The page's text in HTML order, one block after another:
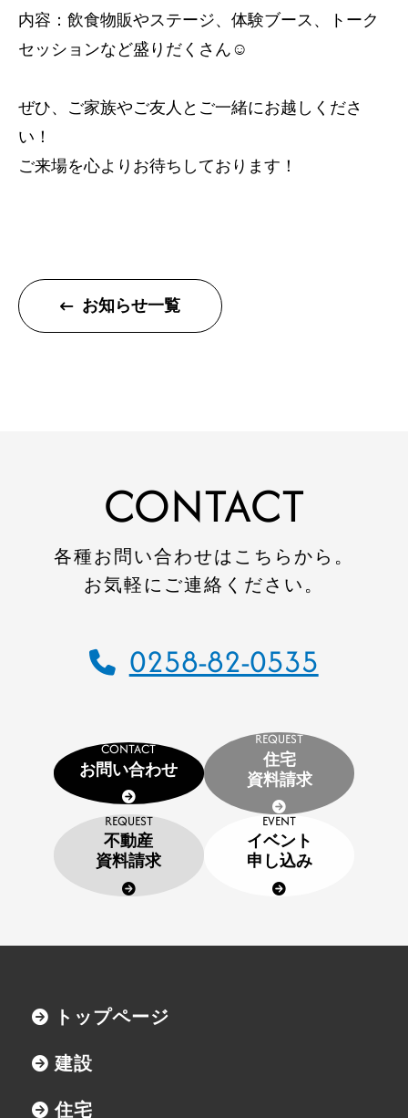
建設
コワーキングスペース
建設施工事例
会社案内
会社概要
CSR
SDGs
採用情報
住宅資料請求
不動産資料請求
内容：飲食物販やステージ、体験ブース、トーク
セッションなど盛りだくさん☺
ぜひ、ご家族やご友人とご一緒にお越しくださ
い！
ご来場を心よりお待ちしております！
お知らせ一覧
CONTACT
各種お問い合わせはこちらから。
お気軽にご連絡ください。
0258-82-0535
CONTACT
お問い合わせ
REQUEST
住宅
資料請求
REQUEST
不動産
資料請求
EVENT
イベント
申し込み
トップページ
建設
住宅